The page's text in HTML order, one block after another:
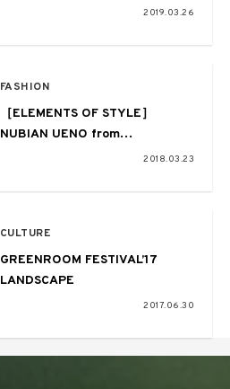
ANNIVERSARY DAYS”を開催、ス
2019.03.26
FASHION
［ELEMENTS OF STYLE］
NUBIAN UENO from
2018.03.23
CULTURE
GREENROOM FESTIVAL’17
LANDSCAPE
2017.06.30